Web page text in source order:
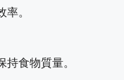
。
食物質量。